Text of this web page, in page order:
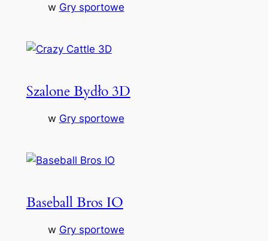
w Gry sportowe
Szalone Bydło 3D
w Gry sportowe
Baseball Bros IO
w Gry sportowe